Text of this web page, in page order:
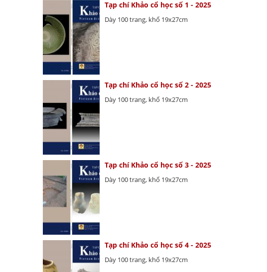
Tạp chí Khảo cổ học số 1 - 2025
Dày 100 trang, khổ 19x27cm
Tạp chí Khảo cổ học số 2 - 2025
Dày 100 trang, khổ 19x27cm
Tạp chí Khảo cổ học số 3 - 2025
Dày 100 trang, khổ 19x27cm
Tạp chí Khảo cổ học số 4 - 2025
Dày 100 trang, khổ 19x27cm